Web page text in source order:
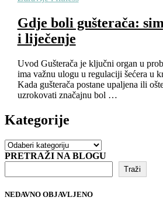
Gdje boli gušterača:
i liječenje
Uvod Gušterača je ključni organ u
ima važnu ulogu u regulaciji šećera u
Kada gušterača postane upaljena ili
uzrokovati značajnu bol …
Kategorije
Kategorije
PRETRAŽI NA BLOGU
Traži
NEDAVNO OBJAVLJENO